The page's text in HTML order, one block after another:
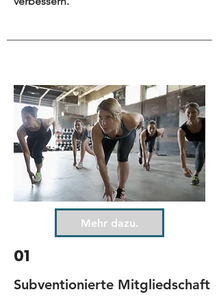
Mehr dazu.
01
Subventionierte Mitgliedschaft